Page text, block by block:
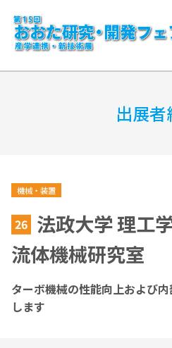
出展
機械・装置
26 法政大学 理工
流体機械研究室
ターボ機械の性能向上および
します